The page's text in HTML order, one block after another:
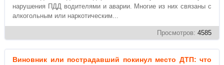
нарушения ПДД водителями и аварии. Многие из них связаны с
алкогольным или наркотическим...
Просмотров: 4585
Виновник или пострадавший покинул место ДТП: что